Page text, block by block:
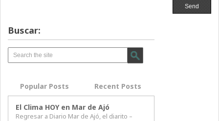
Buscar:
Popular Posts Recent Posts
El Clima HOY en Mar de Ajó
Regresar a Diario Mar de Ajó, el diarito –